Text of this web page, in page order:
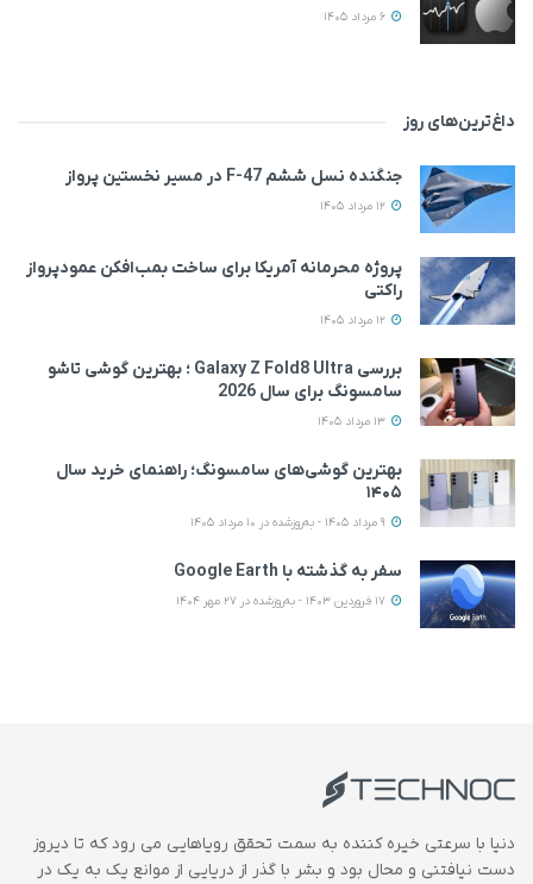
داغ‌ترین‌های روز
جنگنده نسل ششم F-47 در مسیر نخستین پرواز
پروژه محرمانه آمریکا برای ساخت بمب‌افکن عمودپرواز
راکتی
بررسی Galaxy Z Fold8 Ultra ؛ بهترین گوشی تاشو
سامسونگ برای سال 2026
بهترین گوشی‌های سامسونگ؛ راهنمای خرید سال
۱۴۰۵
سفر به گذشته با Google Earth
دنیا با سرعتی خیره کننده به سمت تحقق رویاهایی می رود که تا دیروز
دست نیافتنی و محال بود و بشر با گذر از دریایی از موانع یک به یک در